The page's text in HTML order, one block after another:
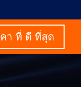
า ที่ ดี ที่สุด